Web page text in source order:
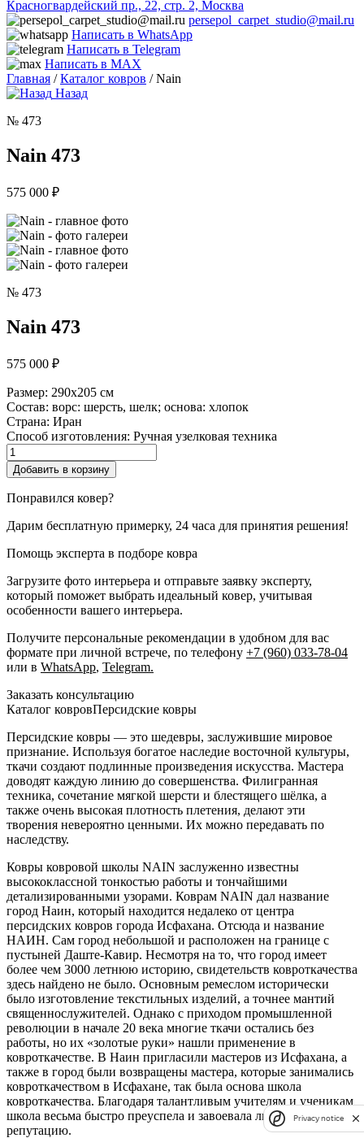
Красногвардейский пр., 22, стр. 2, Москва
persepol_carpet_studio@mail.ru
Написать в WhatsApp
Написать в Telegram
Написать в MAX
Главная /Каталог ковров / Nain
Назад
№ 473
Nain 473
575 000 ₽
№ 473
Nain 473
575 000 ₽
Размер: 290x205 см
Состав: ворс: шерсть, шелк; основа: хлопок
Страна: Иран
Способ изготовления: Ручная узелковая техника
Количество
товара
Nain
Добавить в корзину
Понравился ковер?
Дарим бесплатную примерку, 24 часа для принятия решения!
Помощь эксперта в подборе ковра
Загрузите фото интерьера и отправьте заявку эксперту,
который поможет выбрать идеальный ковер, учитывая
особенности вашего интерьера.
Получите персональные рекомендации в удобном для вас
формате при личной встрече, по телефону +7 (960) 033-78-04
или в WhatsApp, Telegram.
Заказать консультацию
Каталог ковровПерсидские ковры
Персидские ковры — это шедевры, заслужившие мировое
признание. Используя богатое наследие восточной культуры,
ткачи создают подлинные произведения искусства. Мастера
доводят каждую линию до совершенства. Филигранная
техника, сочетание мягкой шерсти и блестящего шёлка, а
также очень высокая плотность плетения, делают эти
творения невероятно ценными. Их можно передавать по
наследству.
Ковры ковровой школы NAIN заслуженно известны
высококлассной тонкостью работы и тончайшими
детализированными узорами. Коврам NAIN дал название
город Наин, который находится недалеко от центра
персидских ковров города Исфахана. Отсюда и название
НАИН. Сам город небольшой и расположен на границе с
пустыней Даште-Кавир. Несмотря на то, что город имеет
более чем 3000 летнюю историю, свидетельств ковроткачества
здесь найдено не было. Основным ремеслом исторически
было изготовление текстильных изделий, а точнее мантий
священнослужителей. Однако с приходом промышленной
революции в начале 20 века многие ткачи остались без
работы, но их «золотые руки» нашли применение в
ковроткачестве. В Наин пригласили мастеров из Исфахана, а
также в город были возвращены мастера, которые занимались
ковроткачеством в Исфахане, так была основа школа
ковроткачества. Благодаря талантливым учителям и ученикам
школа весьма быстро преуспела и завоевала любовь и
репутацию.
Privacy notice